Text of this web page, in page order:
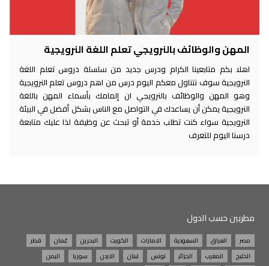
المهن والوظائف بالنرويجي تعلم اللغة النرويجية
اهلا بكم متابعينا الكرام ودرس جديد من سلسلة دروس تعلم اللغة
النرويجية سوف نتناول معكم اليوم درس من اهم دروس تعلم النرويجية
وهو المهن والوظائف بالنرويجي ان إلمامك بأسماء المهن باللغة
النرويجية يمكن أن يساعدك في التواصل مع الناس بشكل أفضل في البيئة
النرويجية سواء كنت تطلب خدمة أو تبحث عن وظيفة لذا عليك متابعة
درسنا اليوم للتعرف
مطربين حسب الدول
مصر العراق السعودية الامارات الكويت البحرين عُمان
قطر
الخليج
المغرب الجزائر تونس لبنان الاردن سوريا اليمن